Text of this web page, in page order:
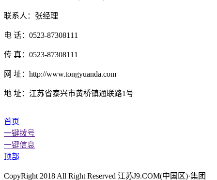
联系人：张经理
电 话：0523-87308111
传 真：0523-87308111
网 址：http://www.tongyuanda.com
地 址：江苏省泰兴市黄桥镇通联路1号
首页
一键拨号
一键信息
顶部
CopyRight 2018 All Right Reserved 江苏J9.COM(中国区)·集团